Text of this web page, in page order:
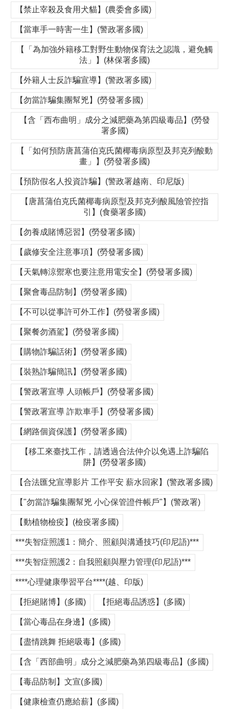
【禁止宰殺及食用犬貓】(農委會多國)
【當車手一時害一生】(警政署多國)
【「為加強外籍移工對野生動物保育法之認識，避免觸
法」】(林保署多國)
【外籍人士反詐騙宣導】(警政署多國)
【勿當詐騙集團幫兇】(勞發署多國)
【含「西布曲明」成分之減肥藥為第四級毒品】(勞發
署多國)
【「如何預防唐菖蒲伯克氏菌椰毒病原型及邦克列酸動
畫」】(勞發署多國)
【預防假名人投資詐騙】(警政署越南、印尼版)
【唐菖蒲伯克氏菌椰毒病原型及邦克列酸風險管控指
引】(食藥署多國)
【勿養成賭博惡習】(勞發署多國)
【歲修安全注意事項】(勞發署多國)
【天氣轉涼禦寒也要注意用電安全】(勞發署多國)
【聚會毒品防制】(勞發署多國)
【不可以從事許可外工作】(勞發署多國)
【聚餐勿酒駕】(勞發署多國)
【購物詐騙話術】(勞發署多國)
【裝熟詐騙簡訊】(勞發署多國)
【警政署宣導 人頭帳戶】(勞發署多國)
【警政署宣導 詐欺車手】(勞發署多國)
【網路個資保護】(勞發署多國)
【移工來臺找工作，請透過合法仲介以免遇上詐騙陷
阱】(勞發署多國)
【合法匯兌宣導影片 工作平安 薪水回家】(警政署多國)
【"勿當詐騙集團幫兇 小心保管證件帳戶"】(警政署)
【動植物檢疫】(檢疫署多國)
***失智症照護1：簡介、照顧與溝通技巧(印尼語)***
***失智症照護2：自我照顧與壓力管理(印尼語)***
****心理健康學習平台****(越、印版)
【拒絕賭博】(多國) 【拒絕毒品誘惑】(多國)
【當心毒品在身邊】(多國)
【盡情跳舞 拒絕吸毒】(多國)
【含「西部曲明」成分之減肥藥為第四級毒品】(多國)
【毒品防制】文宣(多國)
【健康檢查仍應給薪】(多國)